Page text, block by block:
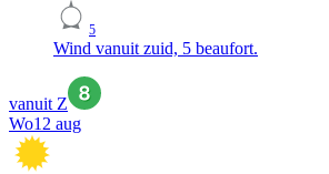
5
Wind vanuit zuid, 5 beaufort.
vanuit Z
Wo12 aug